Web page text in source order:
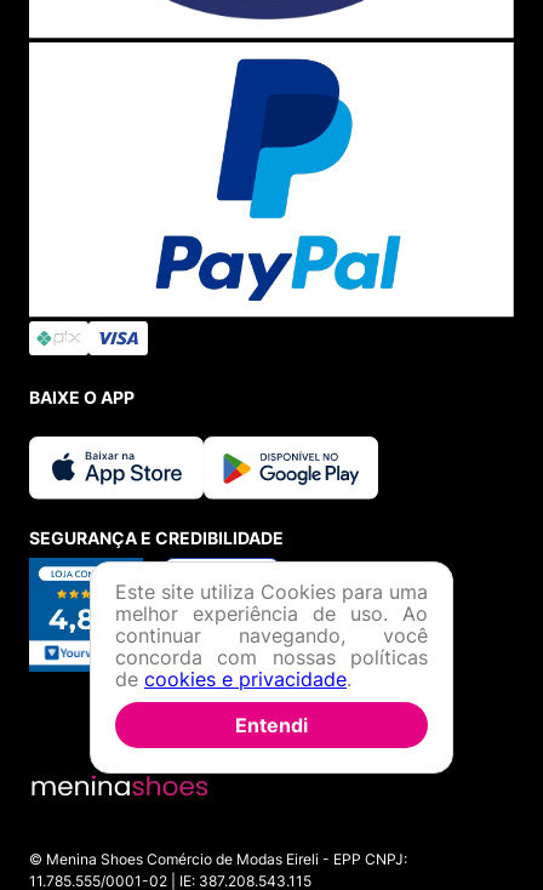
BAIXE O APP
SEGURANÇA E CREDIBILIDADE
© Menina Shoes Comércio de Modas Eireli - EPP CNPJ:
11.785.555/0001-02 | IE: 387.208.543.115
Este site utiliza Cookies para uma
melhor experiência de uso. Ao
continuar navegando, você
concorda com nossas políticas
de cookies e privacidade.
Entendi